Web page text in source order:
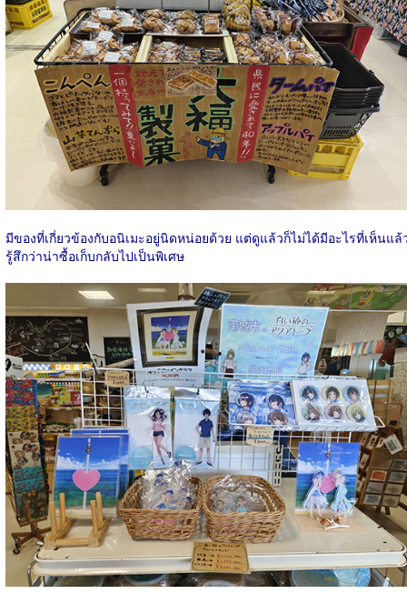
มีของที่เกี่ยวข้องกับอนิเมะอยู่นิดหน่อยด้วย แต่ดูแล้วก็ไม่ได้มีอะไรที่เห็นแล้
รู้สึกว่าน่าซื้อเก็บกลับไปเป็นพิเศษ